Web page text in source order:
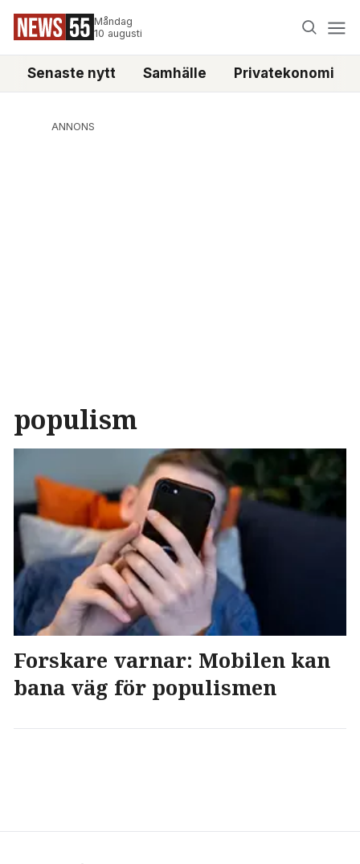
Måndag
10 augusti
Senaste nytt Samhälle Privatekonomi
ANNONS
populism
Forskare varnar: Mobilen kan
bana väg för populismen